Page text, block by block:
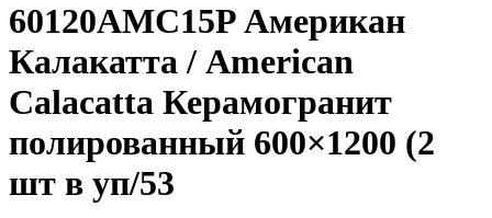
60120AMC15P Американ
Калакатта / American
Calacatta Керамогранит
полированный 600×1200 (2
шт в уп/53